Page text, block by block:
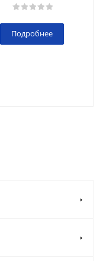
Подробнее